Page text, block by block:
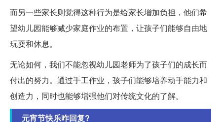
而另一些家长则觉得这种行为是给家长增加负担，他们希
望幼儿园能够减少家庭作业的布置，让孩子们能够自由地
玩耍和休息。
无论如何，我们不能忽视幼儿园老师为了孩子们的成长而
付出的努力。通过手工作业，孩子们能够培养动手能力和
创造力，同时也能够增强他们对传统文化的了解。
元宵节快乐咋回复?